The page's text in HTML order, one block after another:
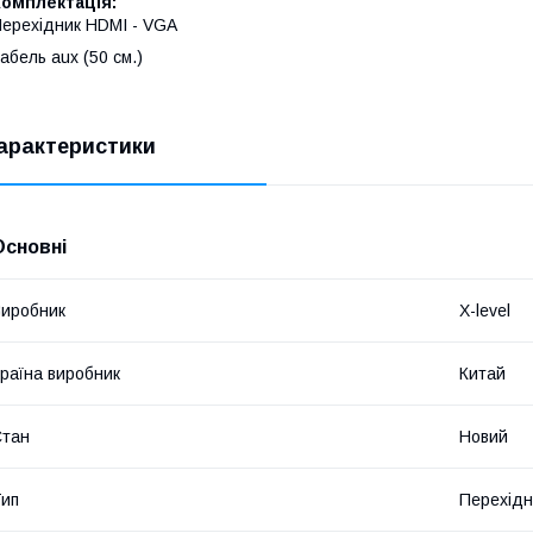
HDMI - VGA
aux (50 см.)
X-level
виробник Китай
Новий